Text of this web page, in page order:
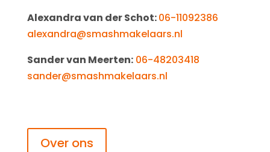
Alexandra van der Schot:06-11092386
alexandra@smashmakelaars.nl
Sander van Meerten: 06-48203418
sander@smashmakelaars.nl
Over ons